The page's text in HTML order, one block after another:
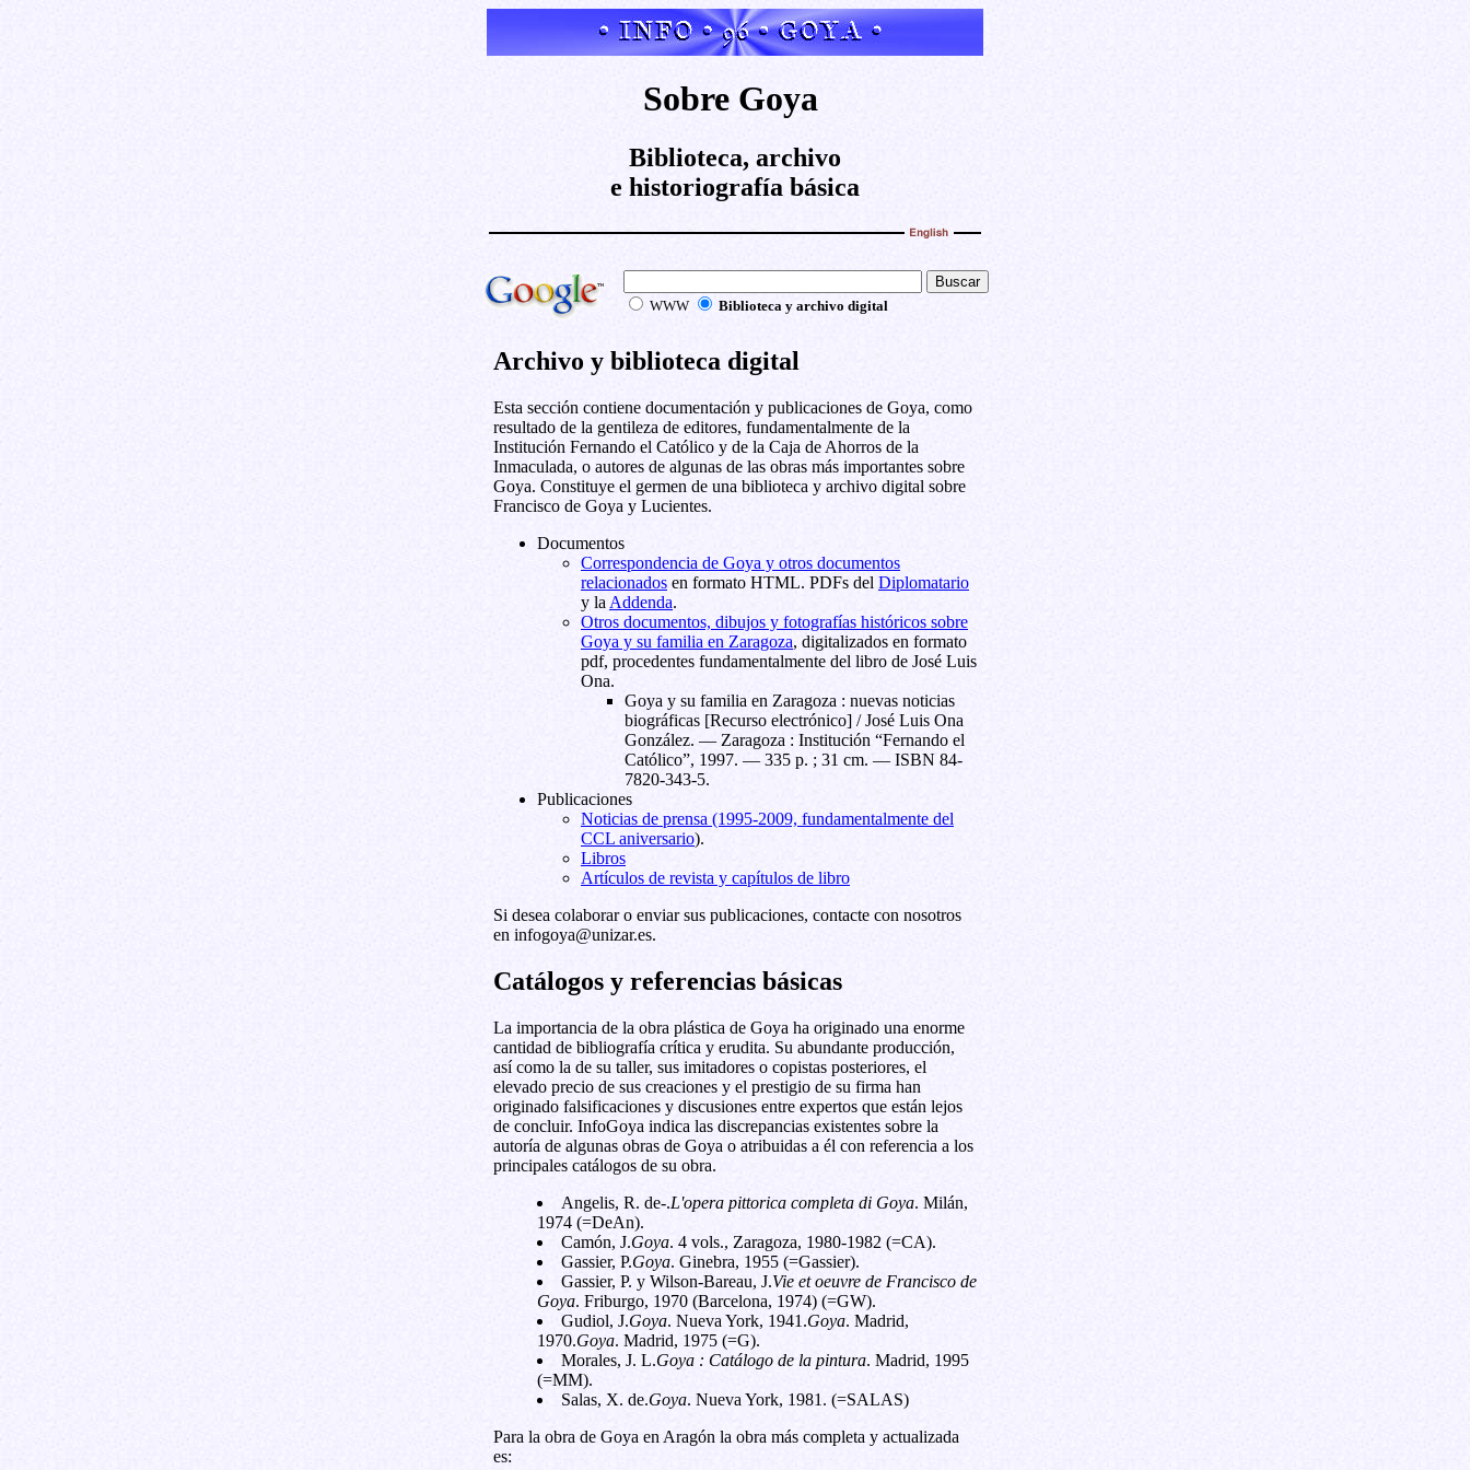
Sobre Goya
Biblioteca, archivo
e historiografía básica
WWW Biblioteca y archivo digital
Archivo y biblioteca digital
Esta sección contiene documentación y publicaciones de Goya, como
resultado de la gentileza de editores, fundamentalmente de la
Institución Fernando el Católico y de la Caja de Ahorros de la
Inmaculada, o autores de algunas de las obras más importantes sobre
Goya. Constituye el germen de una biblioteca y archivo digital sobre
Francisco de Goya y Lucientes.
Documentos
Correspondencia de Goya y otros documentos
relacionados en formato HTML. PDFs del Diplomatario
y la Addenda.
Otros documentos, dibujos y fotografías históricos sobre
Goya y su familia en Zaragoza, digitalizados en formato
pdf, procedentes fundamentalmente del libro de José Luis
Ona.
Goya y su familia en Zaragoza : nuevas noticias
biográficas [Recurso electrónico] / José Luis Ona
González. — Zaragoza : Institución “Fernando el
Católico”, 1997. — 335 p. ; 31 cm. — ISBN 84-
7820-343-5.
Publicaciones
Noticias de prensa (1995-2009, fundamentalmente del
CCL aniversario).
Libros
Artículos de revista y capítulos de libro
Si desea colaborar o enviar sus publicaciones, contacte con nosotros
en infogoya@unizar.es.
Catálogos y referencias básicas
La importancia de la obra plástica de Goya ha originado una enorme
cantidad de bibliografía crítica y erudita. Su abundante producción,
así como la de su taller, sus imitadores o copistas posteriores, el
elevado precio de sus creaciones y el prestigio de su firma han
originado falsificaciones y discusiones entre expertos que están lejos
de concluir. InfoGoya indica las discrepancias existentes sobre la
autoría de algunas obras de Goya o atribuidas a él con referencia a los
principales catálogos de su obra.
Angelis, R. de-.L'opera pittorica completa di Goya. Milán,
1974 (=DeAn).
Camón, J.Goya. 4 vols., Zaragoza, 1980-1982 (=CA).
Gassier, P.Goya. Ginebra, 1955 (=Gassier).
Gassier, P. y Wilson-Bareau, J.Vie et oeuvre de Francisco de
Goya. Friburgo, 1970 (Barcelona, 1974) (=GW).
Gudiol, J.Goya. Nueva York, 1941.Goya. Madrid,
1970.Goya. Madrid, 1975 (=G).
Morales, J. L.Goya : Catálogo de la pintura. Madrid, 1995
(=MM).
Salas, X. de.Goya. Nueva York, 1981. (=SALAS)
Para la obra de Goya en Aragón la obra más completa y actualizada
es: